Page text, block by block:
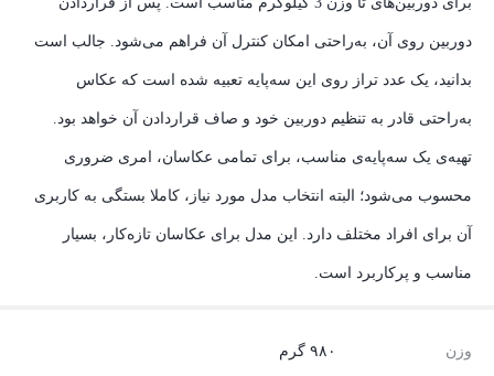
دوربین روی آن، به‌راحتی امکان کنترل آن فراهم می‌شود. جالب است
بدانید، یک عدد تراز روی این سه‌پایه تعبیه‌ شده است که عکاس
به‌راحتی قادر به تنظیم دوربین خود و صاف قراردادن آن خواهد بود.
تهیه‌ی یک سه‌پایه‌ی مناسب، برای تمامی عکاسان، امری ضروری
محسوب می‌شود؛ البته انتخاب مدل مورد نیاز، کاملا بستگی به کاربری
آن برای افراد مختلف دارد. این مدل برای عکاسان تازه‌کار، بسیار
مناسب و پرکاربرد است.
وزن ۹۸۰ گرم